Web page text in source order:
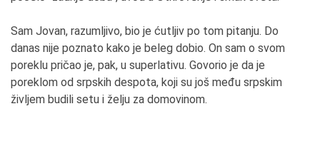
Sam Jovan, razumljivo, bio je ćutljiv po tom pitanju. Do
danas nije poznato kako je beleg dobio. On sam o svom
poreklu pričao je, pak, u superlativu. Govorio je da je
poreklom od srpskih despota, koji su još među srpskim
življem budili setu i želju za domovinom.